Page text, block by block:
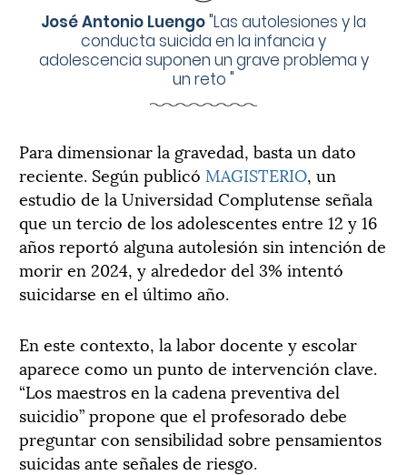
José Antonio Luengo"Las autolesiones y la
conducta suicida en la infancia y
adolescencia suponen un grave problema y
un reto "
Para dimensionar la gravedad, basta un dato
reciente. Según publicó MAGISTERIO, un
estudio de la Universidad Complutense señala
que un tercio de los adolescentes entre 12 y 16
años reportó alguna autolesión sin intención de
morir en 2024, y alrededor del 3% intentó
suicidarse en el último año.
En este contexto, la labor docente y escolar
aparece como un punto de intervención clave.
“Los maestros en la cadena preventiva del
suicidio” propone que el profesorado debe
preguntar con sensibilidad sobre pensamientos
suicidas ante señales de riesgo.